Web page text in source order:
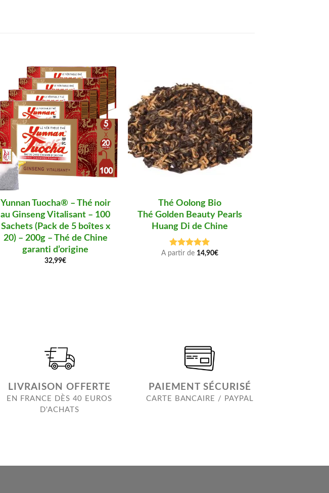
Yunnan Tuocha® – Thé noir
au Ginseng Vitalisant – 100
Sachets (Pack de 5 boîtes x
20) – 200g – Thé de Chine
garanti d’origine
32,99€
Thé Oolong Bio
Thé Golden Beauty Pearls
Huang Di de Chine
Note5.00
A partir de 14,90€
LIVRAISON OFFERTE
EN FRANCE DÈS 40 EUROS
D'ACHATS
PAIEMENT SÉCURISÉ
CARTE BANCAIRE / PAYPAL